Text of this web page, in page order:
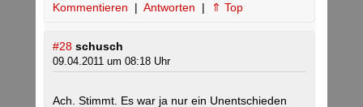
Kommentieren | Antworten | ⇑ Top
#28 schusch
09.04.2011 um 08:18 Uhr
Ach. Stimmt. Es war ja nur ein Unentschieden